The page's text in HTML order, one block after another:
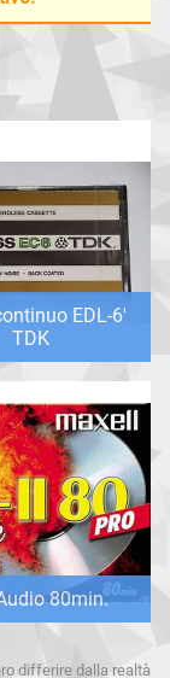
EDL-6'
TDK
80min.
differire dalla realtà